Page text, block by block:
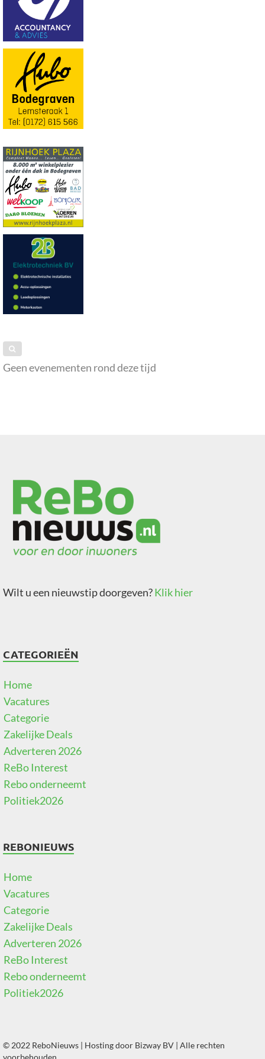
Geen evenementen rond deze tijd
Wilt u een nieuwstip doorgeven?Klik hier
CATEGORIEËN
Home
Vacatures
Categorie
Zakelijke Deals
Adverteren 2026
ReBo Interest
Rebo onderneemt
Politiek2026
REBONIEUWS
Home
Vacatures
Categorie
Zakelijke Deals
Adverteren 2026
ReBo Interest
Rebo onderneemt
Politiek2026
© 2022 ReboNieuws | Hosting door Bizway BV | Alle rechten